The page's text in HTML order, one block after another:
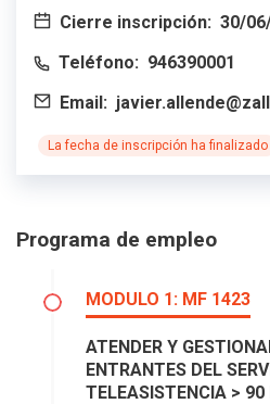
Cierre inscripción: 30/
Teléfono: 946390001
Email:
La fecha de inscripción ha finalizado
Programa de empleo
MODULO 1: MF 1423
ATENDER Y
ENTRANTES DEL
TELEASISTENCIA >